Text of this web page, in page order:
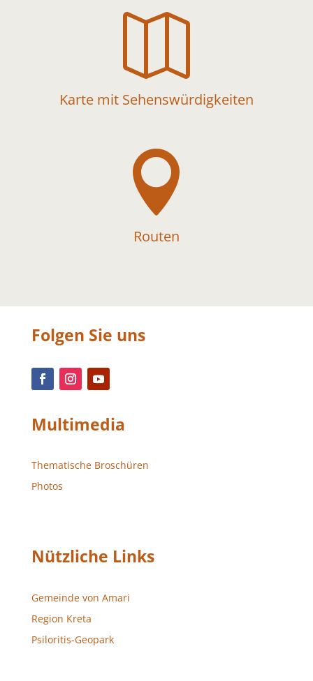

Karte mit Sehenswürdigkeiten

Routen
Folgen Sie uns
Multimedia
Thematische Broschüren
Photos
Nützliche Links
Gemeinde von Amari
Region Kreta
Psiloritis-Geopark